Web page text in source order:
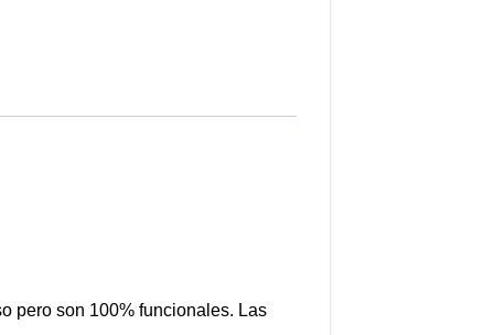
pero son 100% funcionales. Las